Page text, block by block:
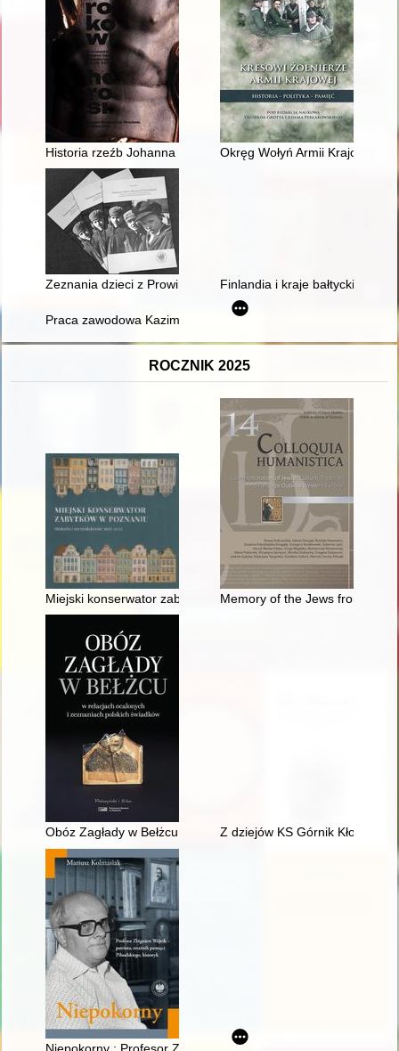
Historia rzeźb Johanna Georga Urbansky'ego z lat 20. XVIII w
Okręg Wołyń Armii Krajowej
Zeznania dzieci z Prowincji Górnośląskiej osadzonych w
Finlandia i kraje bałtyckie w
Praca zawodowa Kazimierza Mayznera w Płocku w latach
ROCZNIK 2025
Miejski konserwator zabytków w Poznaniu : historia i
Memory of the Jews from
Obóz Zagłady w Bełżcu : w relacjach ocalonych i zeznaniach
Z dziejów KS Górnik Kłodawa
Niepokorny : Profesor Zbigniew Wójcik - patriota, strażnik